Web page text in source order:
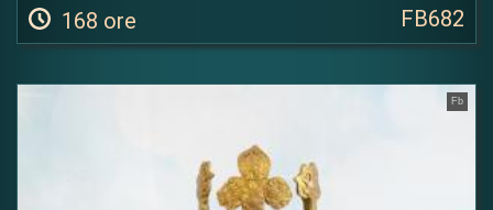
168 ore FB682
Fb